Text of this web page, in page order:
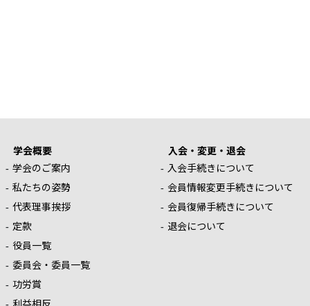
学会概要
学会のご案内
私たちの姿勢
代表理事挨拶
定款
役員一覧
委員会・委員一覧
功労賞
利益相反
入会・変更・退会
入会手続きについて
会員情報変更手続きについて
会員復帰手続きについて
退会について